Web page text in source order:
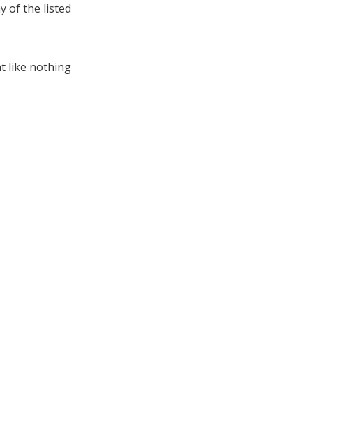
of the listed
like nothing